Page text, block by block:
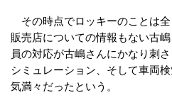
その時点でロッキーのことは
販売店についての情報もない古
員の対応が古嶋さんにかなり刺
シミュレーション、そして車両
気満々だったという。